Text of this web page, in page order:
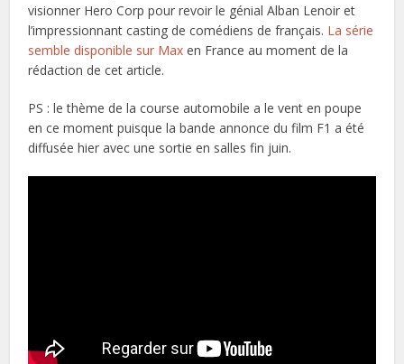
visionner Hero Corp pour revoir le génial Alban Lenoir et
l’impressionnant casting de comédiens de français. La série
semble disponible sur Max en France au moment de la
rédaction de cet article.
PS : le thème de la course automobile a le vent en poupe
en ce moment puisque la bande annonce du film F1 a été
diffusée hier avec une sortie en salles fin juin.